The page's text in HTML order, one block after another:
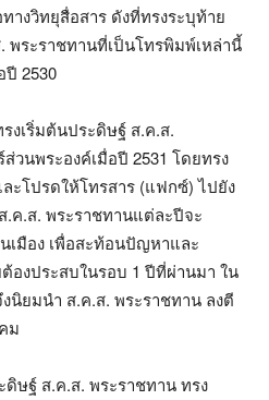
างวิทยุสื่อสาร ดังที่ทรงระบุท้าย
พระราชทานที่เป็นโทรพิมพ์เหล่านี้
ปี 2530
งเริ่มต้นประดิษฐ์ ส.ค.ส.
วนพระองค์เมื่อปี 2531 โดยทรง
ะโปรดให้โทรสาร (แฟกซ์) ไปยัง
.ค.ส. พระราชทานแต่ละปีจะ
มือง เพื่อสะท้อนปัญหาและ
องประสบในรอบ 1 ปีที่ผ่านมา ใน
นิยมนำ ส.ค.ส. พระราชทาน ลงตี
ม
ษฐ์ ส.ค.ส. พระราชทาน ทรง